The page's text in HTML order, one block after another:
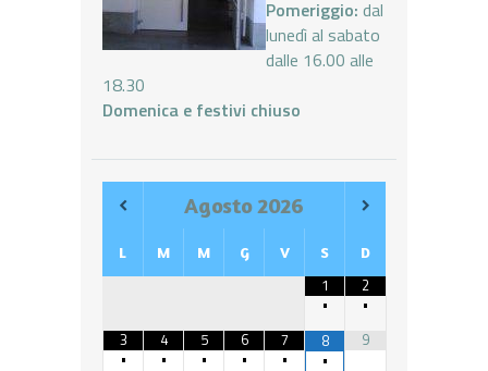
Pomeriggio: dal
lunedì al sabato
dalle 16.00 alle
18.30
Domenica e festivi chiuso
Agosto 2026
L M M G V S D
1
•
2
•
3
•
4
•
5
•
6
•
7
•
8
•
9